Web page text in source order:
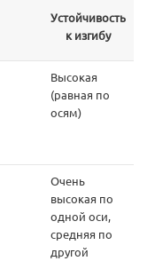
Устойчивость
к изгибу
Высокая
(равная по
осям)
Очень
высокая по
одной оси,
средняя по
другой